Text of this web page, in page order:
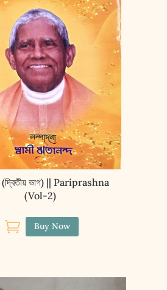
(দ্বিতীয় ভাগ) || Pariprashna
(Vol-2)
 Buy Now